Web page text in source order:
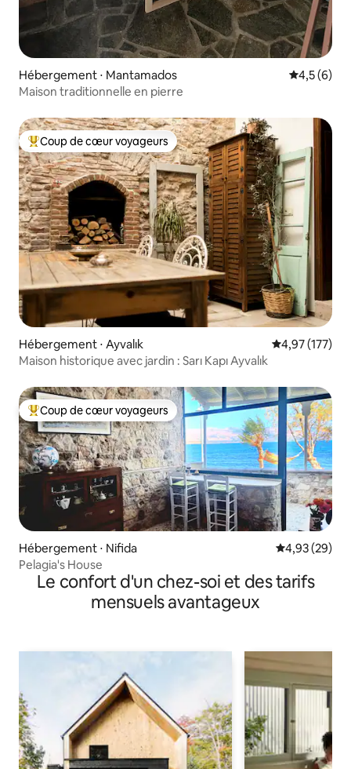
Hébergement ⋅ Mantamados Évaluation
4,5 (6)
Maison traditionnelle en pierre
Coups de cœur voyageurs les plus appréciés
Coup de cœur voyageurs
Hébergement ⋅ Ayvalık Évaluation
4,97 (177)
Maison historique avec jardin : Sarı Kapı Ayvalık
Coups de cœur voyageurs les plus appréciés
Coup de cœur voyageurs
Hébergement ⋅ Nifida Évaluation
4,93 (29)
Pelagia's House
Le confort d'un chez-soi et des tarifs
mensuels avantageux